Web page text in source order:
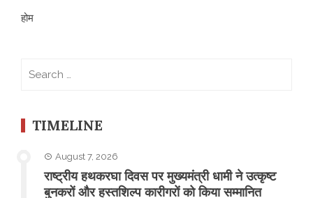
होम
TIMELINE
August 7, 2026
राष्ट्रीय हथकरघा दिवस पर मुख्यमंत्री धामी ने उत्कृष्ट
बुनकरों और हस्तशिल्प कारीगरों को किया सम्मानित